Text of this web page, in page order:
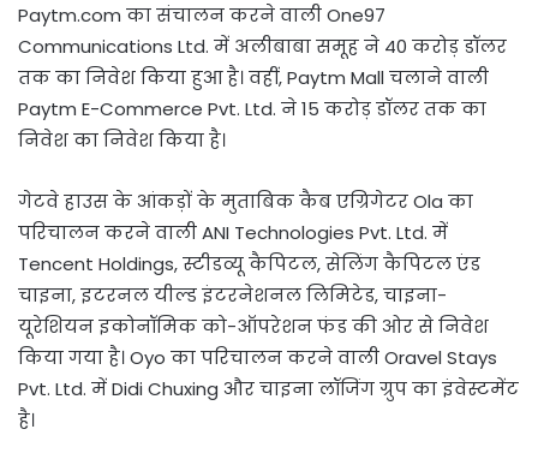
Paytm.com का संचालन करने वाली One97
Communications Ltd. में अलीबाबा समूह ने 40 करोड़ डॉलर
तक का निवेश किया हुआ है। वहीं, Paytm Mall चलाने वाली
Paytm E-Commerce Pvt. Ltd. ने 15 करोड़ डॉलर तक का
निवेश का निवेश किया है।
गेटवे हाउस के आंकड़ों के मुताबिक कैब एग्रिगेटर Ola का
परिचालन करने वाली ANI Technologies Pvt. Ltd. में
Tencent Holdings, स्टीडव्यू कैपिटल, सेलिंग कैपिटल एंड
चाइना, इटरनल यील्ड इंटरनेशनल लिमिटेड, चाइना-
यूरेशियन इकोनॉमिक को-ऑपरेशन फंड की ओर से निवेश
किया गया है। Oyo का परिचालन करने वाली Oravel Stays
Pvt. Ltd. में Didi Chuxing और चाइना लॉजिंग ग्रुप का इंवेस्टमेंट
है।